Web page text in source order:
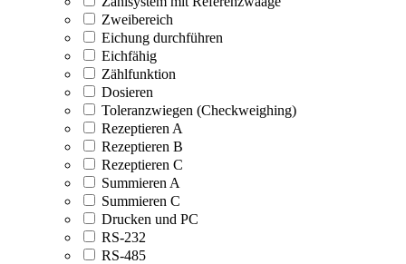
Zweibereich
Eichung durchführen
Eichfähig
Zählfunktion
Dosieren
Toleranzwiegen (Checkweighing)
Rezeptieren A
Rezeptieren B
Rezeptieren C
Summieren A
Summieren C
Drucken und PC
RS-232
RS-485